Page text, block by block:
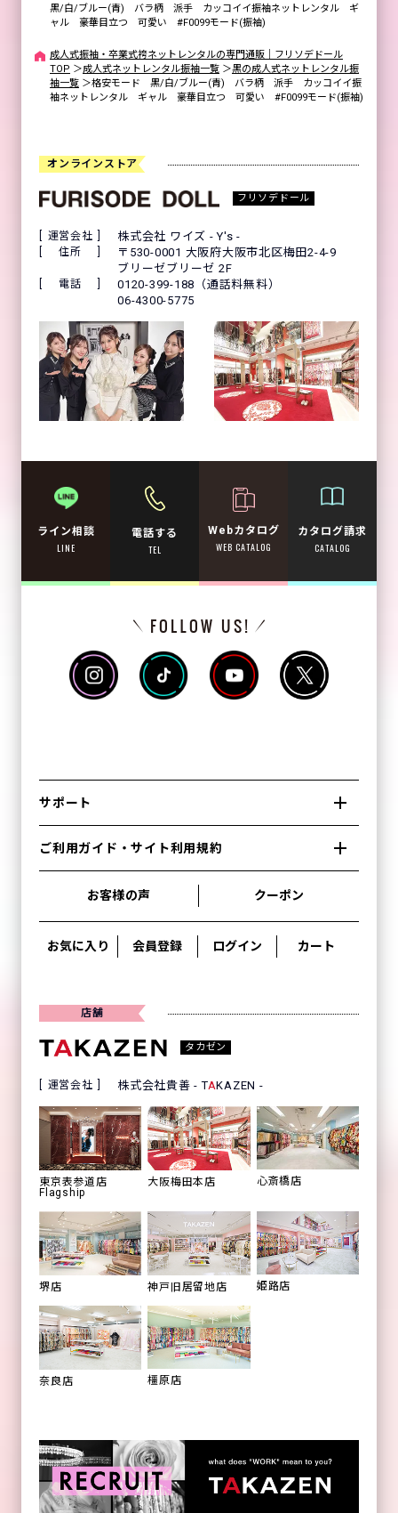
黒/白/ブルー(青) バラ柄 派手 カッコイイ振袖ネットレンタル ギ
ャル 豪華目立つ 可愛い #F0099モード(振袖)
成人式振袖・卒業式袴ネットレンタルの専門通販｜フリソデドール
TOP ＞成人式ネットレンタル振袖一覧 ＞黒の成人式ネットレンタル振
袖一覧 ＞格安モード 黒/白/ブルー(青) バラ柄 派手 カッコイイ振
袖ネットレンタル ギャル 豪華目立つ 可愛い #F0099モード(振袖)
オンラインストア
フリソデドール
運営会社 株式会社 ワイズ - Y's -
住所
〒530-0001 大阪府大阪市北区梅田2-4-9
ブリーゼブリーゼ 2F
電話
0120-399-188（通話料無料）
06-4300-5775
ライン相談
LINE
電話する
TEL
Webカタログ
WEB CATALOG
カタログ請求
CATALOG
サポート
ご利用ガイド・サイト利用規約
お客様の声 クーポン
お気に入り 会員登録 ログイン カート
店舗
タカゼン
運営会社 株式会社貴善 - TAKAZEN -
東京表参道店
Flagship
大阪梅田本店 心斎橋店
堺店 神戸旧居留地店 姫路店
奈良店 橿原店